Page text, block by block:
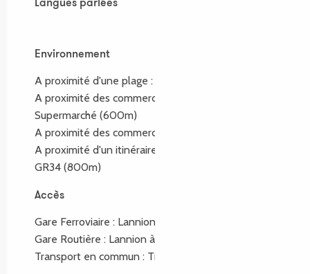
Langues parlées
Langues parlées
Environnement
Environnement
A proximité d'une plage :
A proximité des commerces :
Supermarché (600m)
A proximité des commerces :
A proximité d'un itinéraire de randonnée :
GR34 (800m)
Accès
Accès
Gare Ferroviaire : Lannion à 12km
Gare Routière : Lannion à 12km
Transport en commun : Tilt ligne E, arrêt Tourony